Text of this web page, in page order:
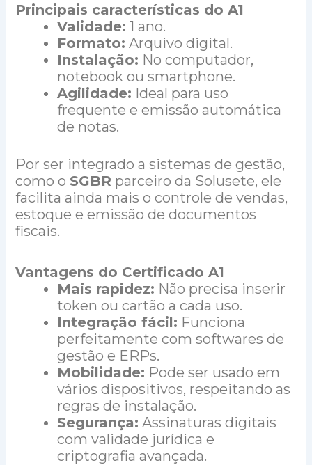
Principais características do A1
Validade: 1 ano.
Formato: Arquivo digital.
Instalação: No computador,
notebook ou smartphone.
Agilidade: Ideal para uso
frequente e emissão automática
de notas.
Por ser integrado a sistemas de gestão,
como o SGBR parceiro da Solusete, ele
facilita ainda mais o controle de vendas,
estoque e emissão de documentos
fiscais.
Vantagens do Certificado A1
Mais rapidez: Não precisa inserir
token ou cartão a cada uso.
Integração fácil: Funciona
perfeitamente com softwares de
gestão e ERPs.
Mobilidade: Pode ser usado em
vários dispositivos, respeitando as
regras de instalação.
Segurança: Assinaturas digitais
com validade jurídica e
criptografia avançada.